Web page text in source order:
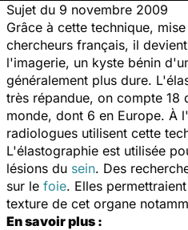
Sujet du 9 novembre 2009
Grâce à cette technique,
chercheurs français, il
l'imagerie, un kyste bénin
généralement plus dure.
très répandue, on compte 18
monde, dont 6 en Europe. À l'
radiologues utilisent cette
L'élastographie est utilisée
lésions du sein. Des
sur le foie. Elles
texture de cet organe
En savoir plus :